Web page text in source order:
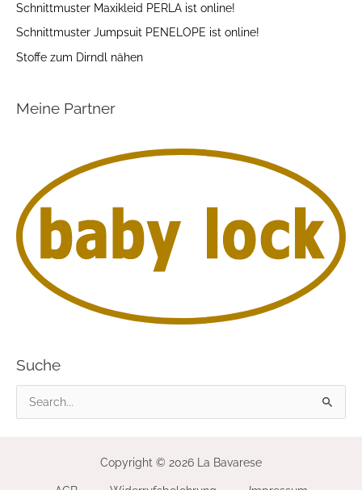
Schnittmuster Maxikleid PERLA ist online!
Schnittmuster Jumpsuit PENELOPE ist online!
Stoffe zum Dirndl nähen
Meine Partner
Suche
Copyright © 2026 La Bavarese